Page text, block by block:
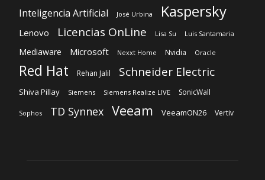
Inteligencia Artificial José Urbina Kaspersky
Lenovo Licencias OnLine Lisa Su Luis Santamaria
Mediaware Microsoft Nexxt Home Nvidia Oracle
Red Hat Rehan Jalil Schneider Electric
Shiva Pillay Siemens Siemens Realize LIVE SonicWall
Sophos TD Synnex Veeam VeeamON26 Vertiv